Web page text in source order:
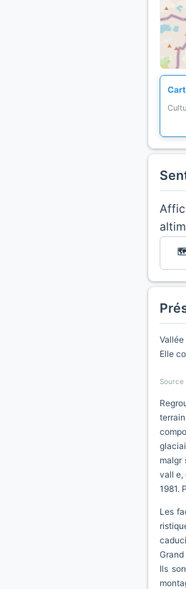
🗺️
Elle
Source
malgr
vall e,
1981.
Les
Ils